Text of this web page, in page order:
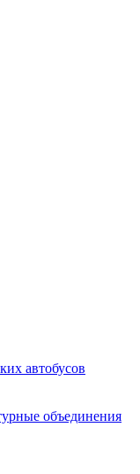
автобусов
объединения